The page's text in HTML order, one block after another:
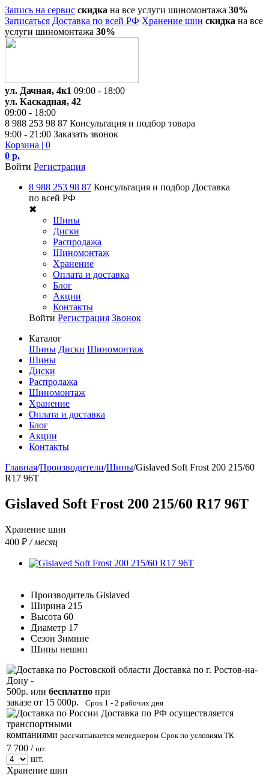
Запись на сервис скидка на все услуги шиномонтажа 30%
Записаться Доставка по всей РФ Хранение шин скидка на все
услуги шиномонтажа 30%
ул. Дачная, 4к1 09:00 - 18:00
ул. Каскадная, 42
09:00 - 18:00
8 988 253 98 87 Консультация и подбор товара
9:00 - 21:00 Заказать звонок
Корзина | 0
0 р.
Войти Регистрация
8 988 253 98 87 Консультация и подбор Доставка
по всей РФ
✖
Шины
Диски
Распродажа
Шиномонтаж
Хранение
Оплата и доставка
Блог
Акции
Контакты
Войти Регистрация Звонок
Каталог
Шины Диски Шиномонтаж
Шины
Диски
Распродажа
Шиномонтаж
Хранение
Оплата и доставка
Блог
Акции
Контакты
Главная/Производители/Шины/Gislaved Soft Frost 200 215/60
R17 96T
Gislaved Soft Frost 200 215/60 R17 96T
Хранение шин
400 ₽ / месяц
Производитель Gislaved
Ширина 215
Высота 60
Диаметр 17
Сезон Зимние
Шипы нешип
Доставка по г. Ростов-на-
Дону -
500р. или бесплатно при
заказе от 15 000р.
Срок 1 - 2 рабочих дня
Доставка по РФ осуществляется
транспортными
компаниями рассчитывается менеджером Срок по условиям ТК
7 700 / шт.
шт.
Хранение шин